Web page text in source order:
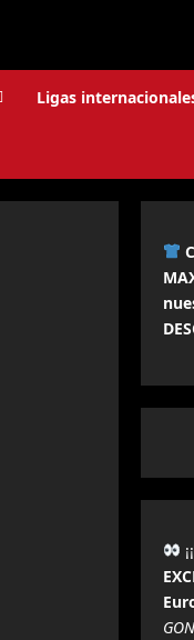
Ligas